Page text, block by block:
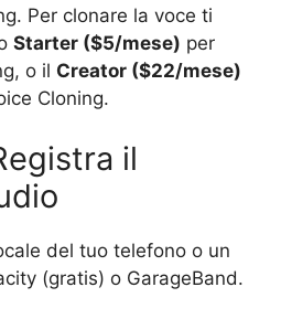
Per clonare la voce ti
Starter ($5/mese) per
o il Creator ($22/mese)
Cloning.
il
del tuo telefono o un
(gratis) o GarageBand.